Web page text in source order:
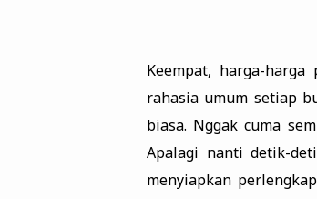
Keempat, harga-
rahasia umum setiap
biasa. Nggak cuma
Apalagi nanti detik-
menyiapkan